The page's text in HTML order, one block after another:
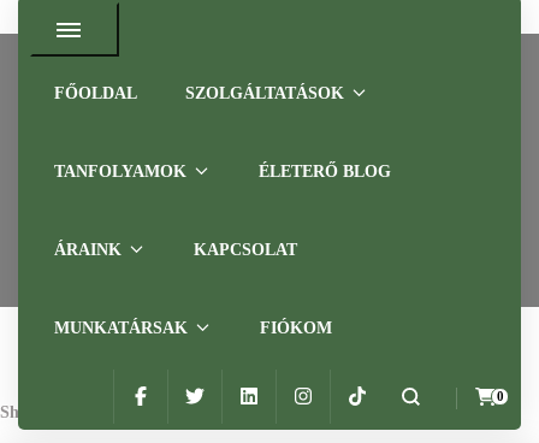
FŐOLDAL SZOLGÁLTATÁSOK
TANFOLYAMOK ÉLETERŐ BLOG
ÁRAINK KAPCSOLAT
MUNKATÁRSAK FIÓKOM
0
tapasz
Showing: 1 RESULTS